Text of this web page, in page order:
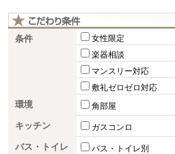
条件 女性限定
楽器相談
マンスリー対応
敷礼ゼロゼロ対応
環境 角部屋
キッチン ガスコンロ
バス・トイレ バス・トイレ別